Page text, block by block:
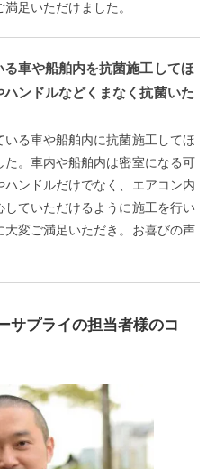
足いただけました。
車や船舶内を抗菌施工してほ
ンドルなどくまなく抗菌いた
る車や船舶内に抗菌施工してほ
た。車内や船舶内は密室になる可
ンドルだけでなく、エアコン内
していただけるように施工を行い
大変ご満足いただき。お喜びの声
サプライの担当者様のコ